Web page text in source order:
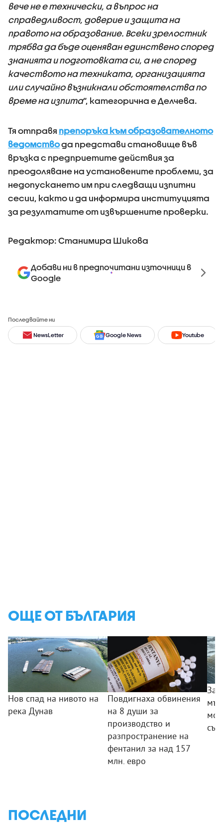
вече не е технически, а въпрос на
справедливост, доверие и защита на
правото на образование. Всеки зрелостник
трябва да бъде оценяван единствено според
знанията и подготовката си, а не според
качеството на техниката, организацията
или случайно възникнали обстоятелства по
време на изпита“, категорична е Делчева.
Тя отправя препоръка към образователното
ведомствода представи становище във
връзка с предприетите действия за
преодоляване на установените проблеми, за
недопускането им при следващи изпитни
сесии, както и да информира институцията
за резултатите от извършените проверки.
Редактор: Станимира Шикова
Добави ни в предпочитани източници в
Google
Последвайте ни
NewsLetter Google News Youtube
ОЩЕ ОТ БЪЛГАРИЯ
Нов спад на нивото на
река Дунав
Повдигнаха обвинения
на 8 души за
производство и
разпространение на
фентанил за над 157
млн. евро
ПОСЛЕДНИ